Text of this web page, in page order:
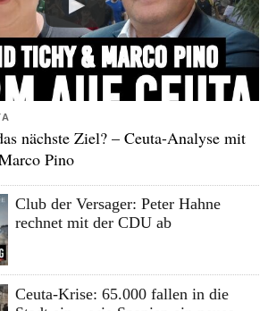
nächste Ziel? – Ceuta-Analyse mit
Pino
Club der Versager: Peter Hahne
rechnet mit der CDU ab
Ceuta-Krise: 65.000 fallen in die